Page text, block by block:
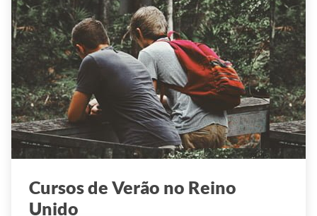
Cursos de Verão no Reino
Unido